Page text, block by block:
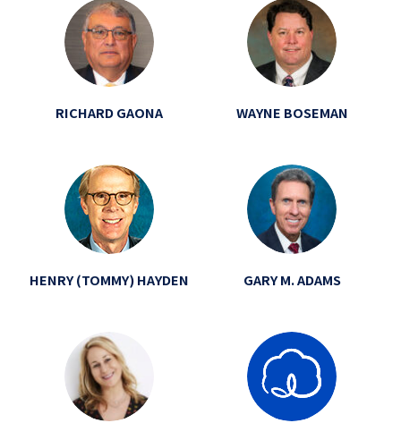
RICHARD GAONA WAYNE BOSEMAN
HENRY (TOMMY) HAYDEN GARY M. ADAMS